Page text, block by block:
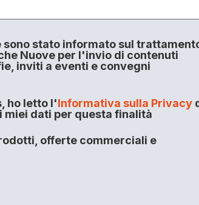
sono stato informato sul
Nuove per l'invio di contenuti
inviti a eventi e convegni
ho letto l'Informativa sulla Privacy
miei dati per questa finalità
offerte commerciali e